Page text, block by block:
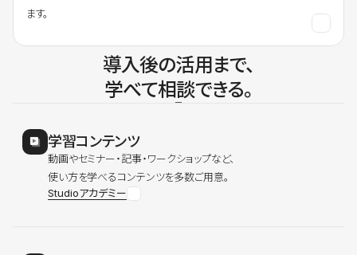
ます。
導入後の活用まで、
学べて相談できる。
学習コンテンツ
動画やセミナー・記事・ワークショップなど、
使い方を学べるコンテンツを多数ご用意。
Studioアカデミー